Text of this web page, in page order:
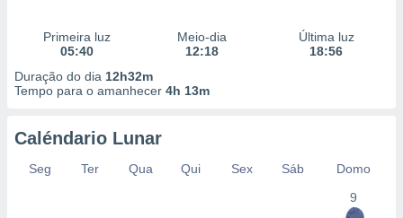
Primeira luz
05:40
Meio-dia
12:18
Última luz
18:56
Duração do dia 12h32m
Tempo para o amanhecer 4h 13m
Caléndario Lunar
Seg Ter Qua Qui Sex Sáb
Domo
9